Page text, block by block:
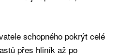
schopného pokrýt celé
přes hliník až po